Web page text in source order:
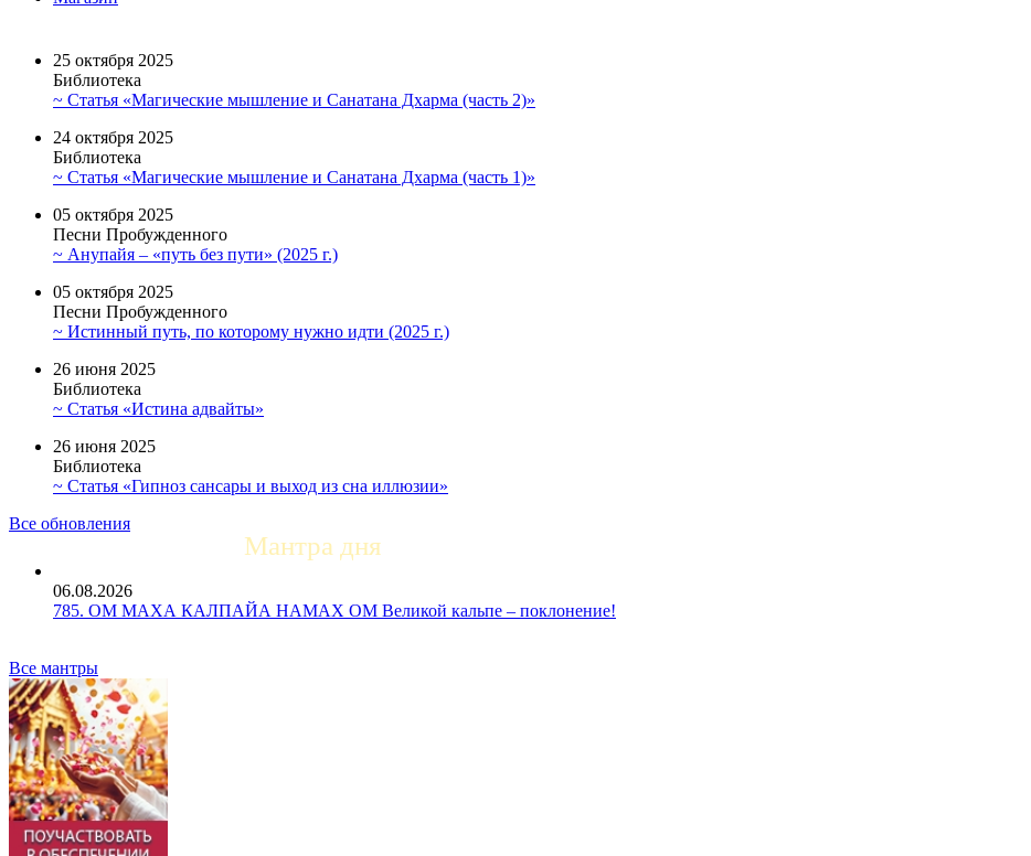
25 октября 2025
Библиотека
~ Статья «Магические мышление и Санатана Дхарма (часть 2)»
24 октября 2025
Библиотека
~ Статья «Магические мышление и Санатана Дхарма (часть 1)»
05 октября 2025
Песни Пробужденного
~ Анупайя – «путь без пути» (2025 г.)
05 октября 2025
Песни Пробужденного
~ Истинный путь, по которому нужно идти (2025 г.)
26 июня 2025
Библиотека
~ Статья «Истина адвайты»
26 июня 2025
Библиотека
~ Статья «Гипноз сансары и выход из сна иллюзии»
Все обновления
Мантра дня
06.08.2026
785. ОМ МАХА КАЛПАЙА НАМАХ ОМ Великой кальпе – поклонение!
Все мантры